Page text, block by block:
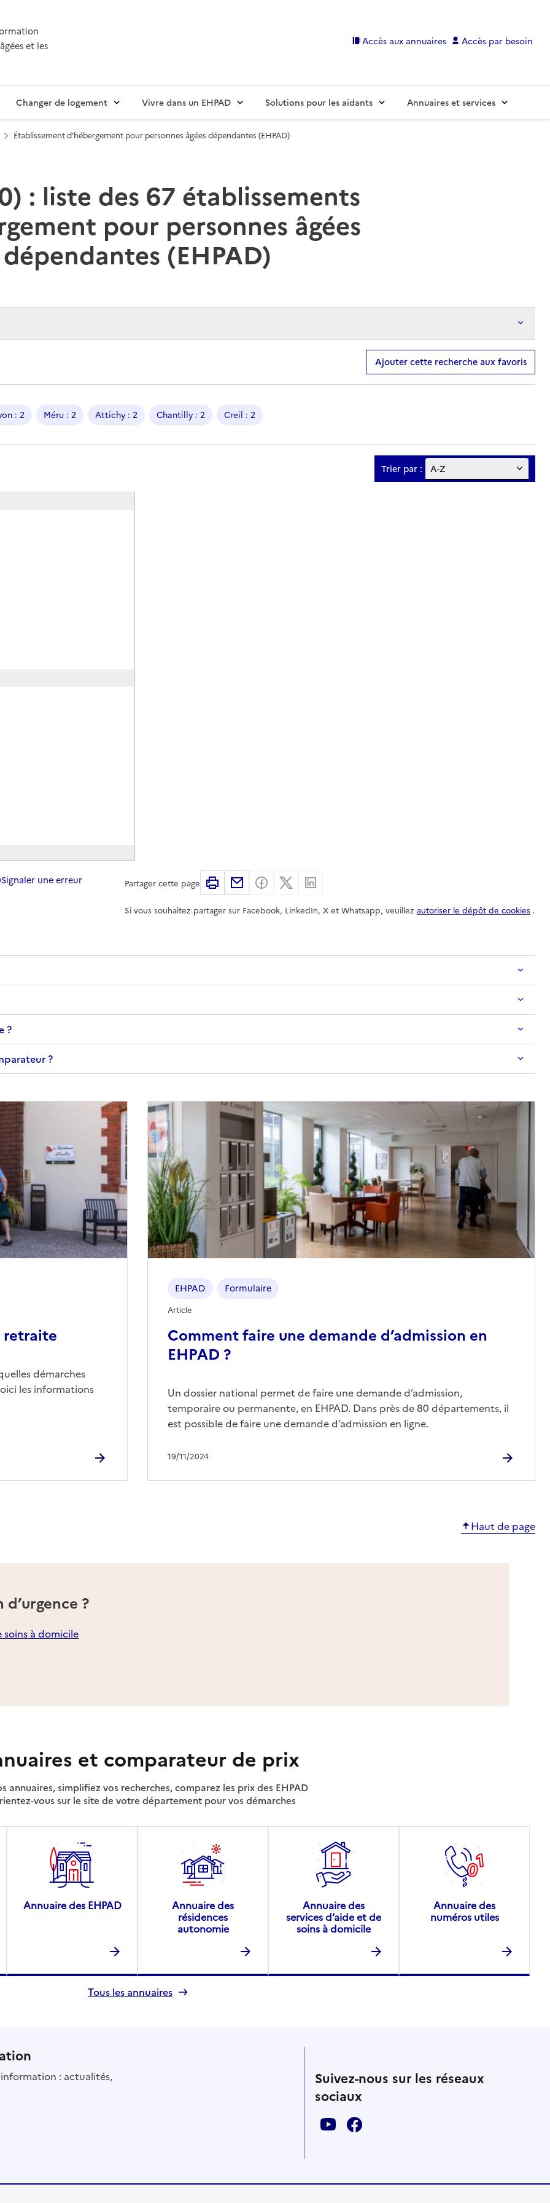
et les
Accès aux annuaires Accès par besoin
Changer de logement Vivre dans un EHPAD Solutions pour les aidants Annuaires et services
Établissement d'hébergement pour personnes âgées dépendantes (EHPAD)
: liste des 67 établissements
pour personnes âgées
dépendantes (EHPAD)
Ajouter cette recherche aux favoris
: 2 Méru : 2 Attichy : 2 Chantilly : 2 Creil : 2
Trier par :
Signaler une erreur Partager cette page ImprimerPartager par email
Partager sur Facebook
Partager sur X
Si vous souhaitez partager sur Facebook, LinkedIn, X et Whatsapp, veuillez autoriser le dépôt de cookies .
?
?
retraite
démarches
les informations
Comment faire une demande d’admission en
EHPAD ?
19/11/2024
EHPAD Formulaire
Article
Un dossier national permet de faire une demande d’admission,
temporaire ou permanente, en EHPAD. Dans près de 80 départements, il
est possible de faire une demande d’admission en ligne.
Haut de page
?
soins à domicile
et comparateur de prix
annuaires, simplifiez vos recherches, comparez les prix des EHPAD
vous sur le site de votre département pour vos démarches
Annuaire des EHPAD
Annuaire des
résidences
autonomie
Annuaire des
services d’aide et de
soins à domicile
Annuaire des
numéros utiles
Tous les annuaires
: actualités,
Suivez-nous sur les réseaux
sociaux